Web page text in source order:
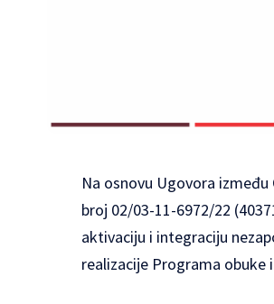
Na osnovu Ugovora
broj 02/03-11-6972/22
aktivaciju i integraciju
realizacije Programa obuke